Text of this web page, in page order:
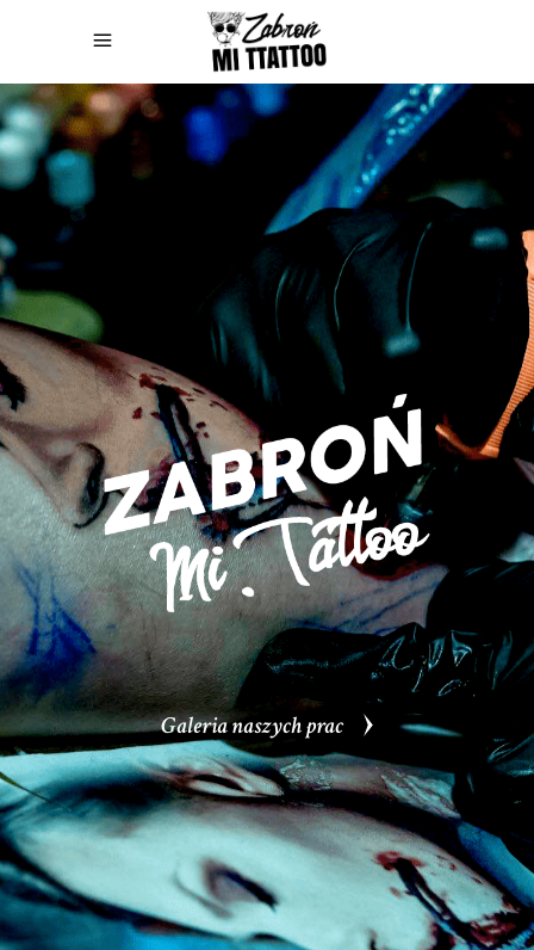
Galeria naszych prac
Galeria naszych prac